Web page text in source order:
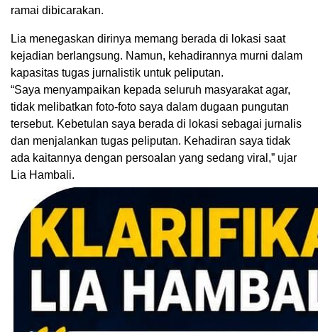
ramai dibicarakan.
Lia menegaskan dirinya memang berada di lokasi saat
kejadian berlangsung. Namun, kehadirannya murni dalam
kapasitas tugas jurnalistik untuk peliputan.
“Saya menyampaikan kepada seluruh masyarakat agar,
tidak melibatkan foto-foto saya dalam dugaan pungutan
tersebut. Kebetulan saya berada di lokasi sebagai jurnalis
dan menjalankan tugas peliputan. Kehadiran saya tidak
ada kaitannya dengan persoalan yang sedang viral,” ujar
Lia Hambali.